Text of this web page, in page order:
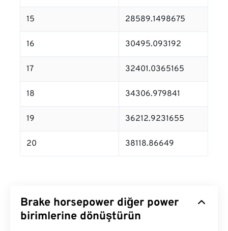
15 28589.1498675
16 30495.093192
17 32401.0365165
18 34306.979841
19 36212.9231655
20 38118.86649
Brake horsepower diğer power
birimlerine dönüştürün